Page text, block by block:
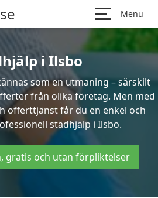
Menu
i Ilsbo
som en utmaning – särskilt
från olika företag. Men med
offerttjänst får du en enkel och
städhjälp i Ilsbo.
gratis och utan förpliktelser